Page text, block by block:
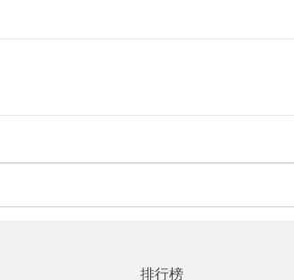
排行榜